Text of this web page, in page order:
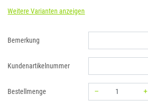
Weitere Varianten anzeigen
Bemerkung
Kundenartikelnummer
Bestellmenge –
+